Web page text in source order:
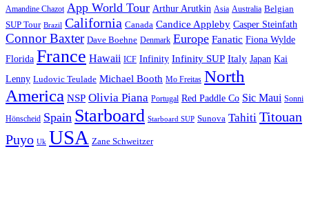
Amandine Chazot App World Tour Arthur Arutkin Asia Australia Belgian
SUP Tour Brazil California Canada Candice Appleby Casper Steinfath
Connor Baxter Dave Boehne Denmark Europe Fanatic Fiona Wylde
Florida France Hawaii ICF Infinity Infinity SUP Italy Japan Kai
Lenny Ludovic Teulade Michael Booth Mo Freitas North
America NSP Olivia Piana Portugal Red Paddle Co Sic Maui Sonni
Hönscheid Spain Starboard Starboard SUP Sunova Tahiti Titouan
Puyo Uk USA Zane Schweitzer